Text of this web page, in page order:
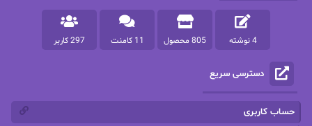
پرهام رسولی
پروانه قدیمی پروانه محمدی
پریسا شکور(طوفان خاموش)
4 نوشته 805 محصول 11 کامنت 297 کاربر
دسترسی سریع
حساب کاربری